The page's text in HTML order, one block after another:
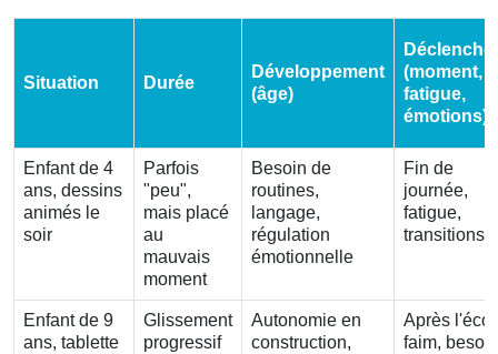
Situation Durée
Développement
(âge)
(moment,
fatigue,
émotions)
Enfant de 4
ans, dessins
animés le
soir
Parfois
"peu",
mais placé
au
mauvais
moment
Besoin de
routines,
langage,
régulation
émotionnelle
Fin de
journée,
fatigue,
transitions
Enfant de 9
ans, tablette
Glissement
progressif
Autonomie en
construction,
Après
faim, besoin